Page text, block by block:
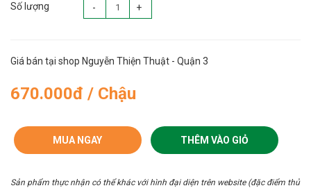
Số lượng - +
Giá bán tại shop Nguyễn Thiện Thuật - Quận 3
670.000đ / Chậu
MUA NGAY THÊM VÀO GIỎ
Sản phẩm thực nhận có thể khác với hình đại diện trên website (đặc điểm thủ